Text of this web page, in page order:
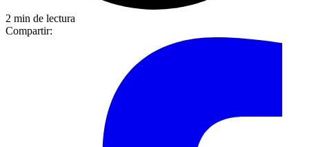
2 min de lectura
Compartir: